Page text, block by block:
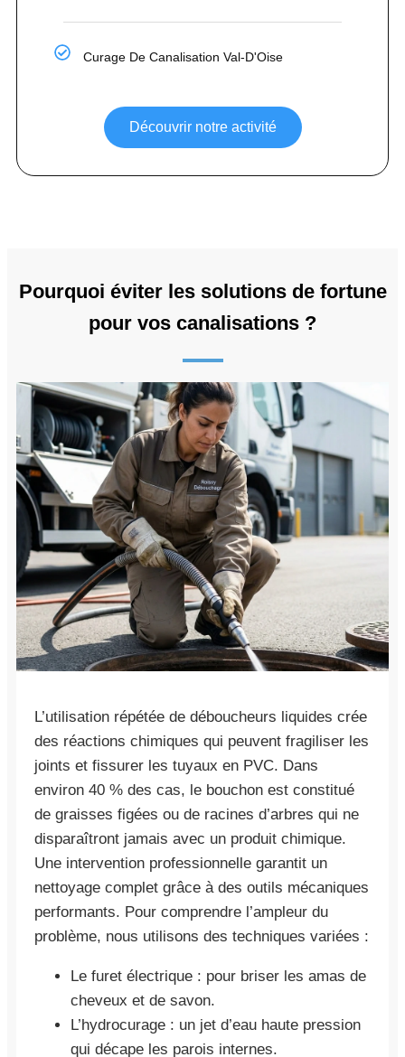
Curage De Canalisation Val-D'Oise
Découvrir notre activité
Pourquoi éviter les solutions de fortune
pour vos canalisations ?
L’utilisation répétée de déboucheurs liquides crée
des réactions chimiques qui peuvent fragiliser les
joints et fissurer les tuyaux en PVC. Dans
environ 40 % des cas, le bouchon est constitué
de graisses figées ou de racines d’arbres qui ne
disparaîtront jamais avec un produit chimique.
Une intervention professionnelle garantit un
nettoyage complet grâce à des outils mécaniques
performants. Pour comprendre l’ampleur du
problème, nous utilisons des techniques variées :
Le furet électrique : pour briser les amas de
cheveux et de savon.
L’hydrocurage : un jet d’eau haute pression
qui décape les parois internes.